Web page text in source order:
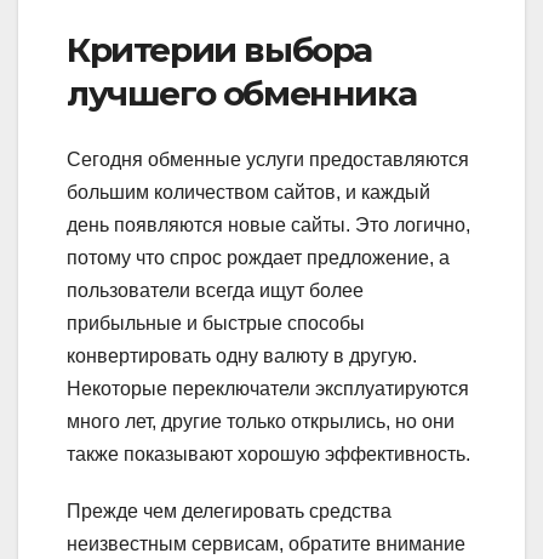
Критерии выбора
лучшего обменника
Сегодня обменные услуги предоставляются
большим количеством сайтов, и каждый
день появляются новые сайты. Это логично,
потому что спрос рождает предложение, а
пользователи всегда ищут более
прибыльные и быстрые способы
конвертировать одну валюту в другую.
Некоторые переключатели эксплуатируются
много лет, другие только открылись, но они
также показывают хорошую эффективность.
Прежде чем делегировать средства
неизвестным сервисам, обратите внимание